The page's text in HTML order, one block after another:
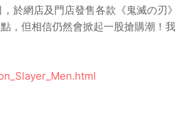
，於網店及門店發售各款《鬼滅の
，但相信仍然會掀起一股搶購潮！